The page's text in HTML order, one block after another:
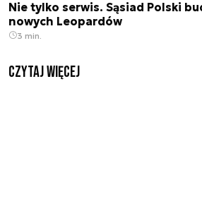
Nie tylko serwis. Sąsiad Polski
nowych Leopardów
3 min.
czytaj więcej